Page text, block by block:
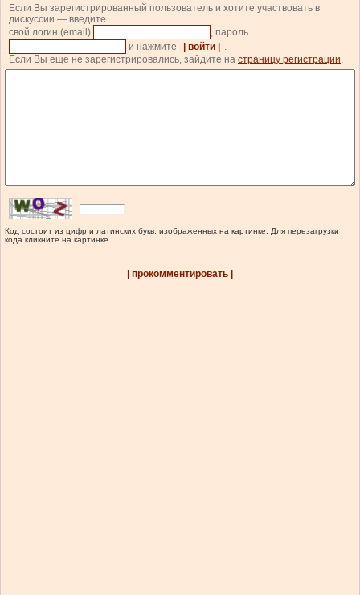
Если Вы зарегистрированный пользователь и хотите участвовать в
дискуссии — введите
свой логин (email)
, пароль
и нажмите
| войти |
.
Если Вы еще не зарегистрировались, зайдите на страницу регистрации.
Код состоит из цифр и латинских букв, изображенных на картинке. Для перезагрузки
кода кликните на картинке.
| прокомментировать |